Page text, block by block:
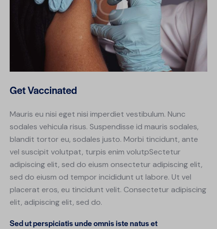
Get Vaccinated
Mauris eu nisi eget nisi imperdiet vestibulum. Nunc
sodales vehicula risus. Suspendisse id mauris sodales,
blandit tortor eu, sodales justo. Morbi tincidunt, ante
vel suscipit volutpat, turpis enim volutpSectetur
adipiscing elit, sed do eiusm onsectetur adipiscing elit,
sed do eiusm od tempor incididunt ut labore. Ut vel
placerat eros, eu tincidunt velit. Consectetur adipiscing
elit, adipiscing elit, sed do.
Sed ut perspiciatis unde omnis iste natus et